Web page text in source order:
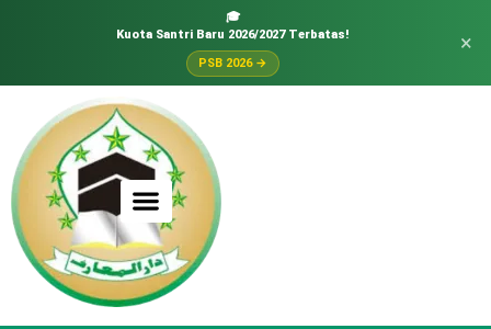
🎓
Kuota Santri Baru 2026/2027 Terbatas!
PSB 2026 →
×